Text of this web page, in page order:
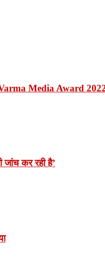
Media Award
कर रही है’